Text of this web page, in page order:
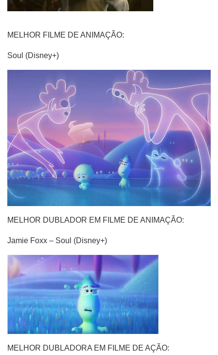
MELHOR FILME DE ANIMAÇÃO:
Soul (Disney+)
MELHOR DUBLADOR EM FILME DE ANIMAÇÃO:
Jamie Foxx – Soul (Disney+)
MELHOR DUBLADORA EM FILME DE AÇÃO: